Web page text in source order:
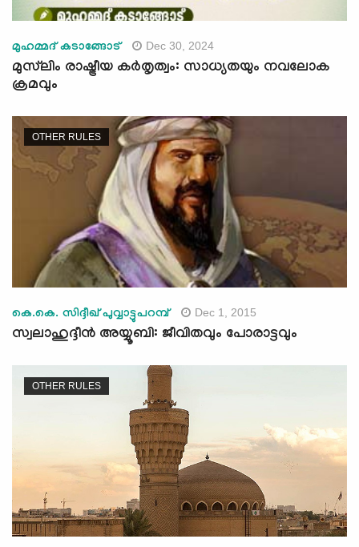
മുഹമ്മദ് കടാങ്ങോട് Dec 30, 2024
മുസ്‍ലിം രാഷ്ട്രീയ കർതൃത്വം: സാധ്യതയും നവലോക
ക്രമവും
OTHER RULES
കെ.കെ. സിദ്ദീഖ് പുവ്വാട്ടുപറമ്പ്‌ Dec 1, 2015
സ്വലാഹുദ്ദീന്‍ അയ്യൂബി: ജീവിതവും പോരാട്ടവും
OTHER RULES